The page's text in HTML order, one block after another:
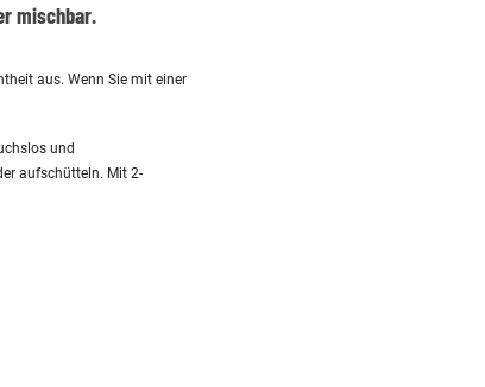
mischbar.
aus. Wenn Sie mit einer
und
aufschütteln. Mit 2-